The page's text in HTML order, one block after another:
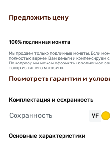
Предложить цену
100% подлинная монета
Мы продаем только подлинные монеты. Если
полностью вернем Вам деньги и компенсируем
По запросу мы можем оформить независимое
товар из нашего магазина.
Посмотреть гарантии и
Комплектация и сохранность
Сохранность VF
Основные характеристики